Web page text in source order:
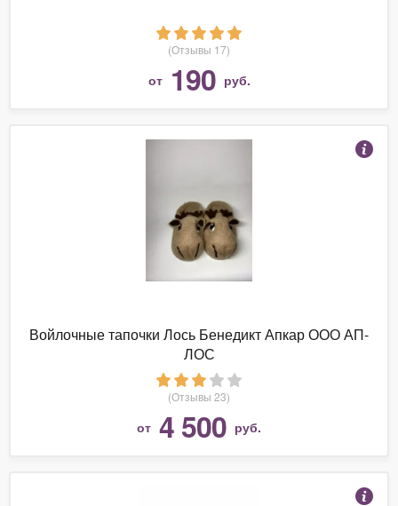
(Отзывы 17)
от 190 руб.
Войлочные тапочки Лось Бенедикт Апкар ООО АП-
ЛОС
(Отзывы 23)
от 4 500 руб.